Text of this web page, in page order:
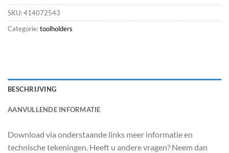
SKU:414072543
Categorie:toolholders
BESCHRIJVING
AANVULLENDE INFORMATIE
Download via onderstaande links meer informatie en
technische tekeningen. Heeft u andere vragen? Neem dan